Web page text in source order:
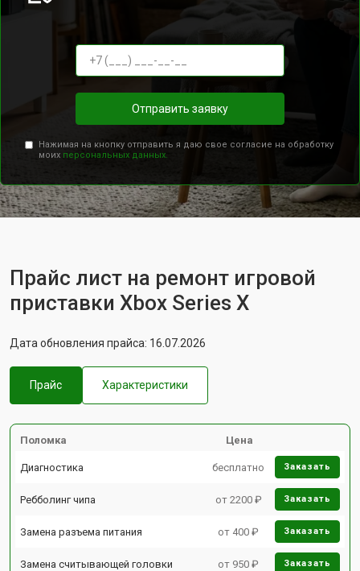
Отправить заявку
Нажимая на кнопку отправить я даю свое согласие на обработку
моих персональных данных.
Прайс лист на ремонт игровой
приставки Xbox Series X
Дата обновления прайса: 16.07.2026
Прайс Характеристики
Поломка Цена
Диагностика бесплатно Заказать
Ребболинг чипа от 2200 ₽ Заказать
Замена разъема питания от 400 ₽ Заказать
Замена считывающей головки от 950 ₽ Заказать